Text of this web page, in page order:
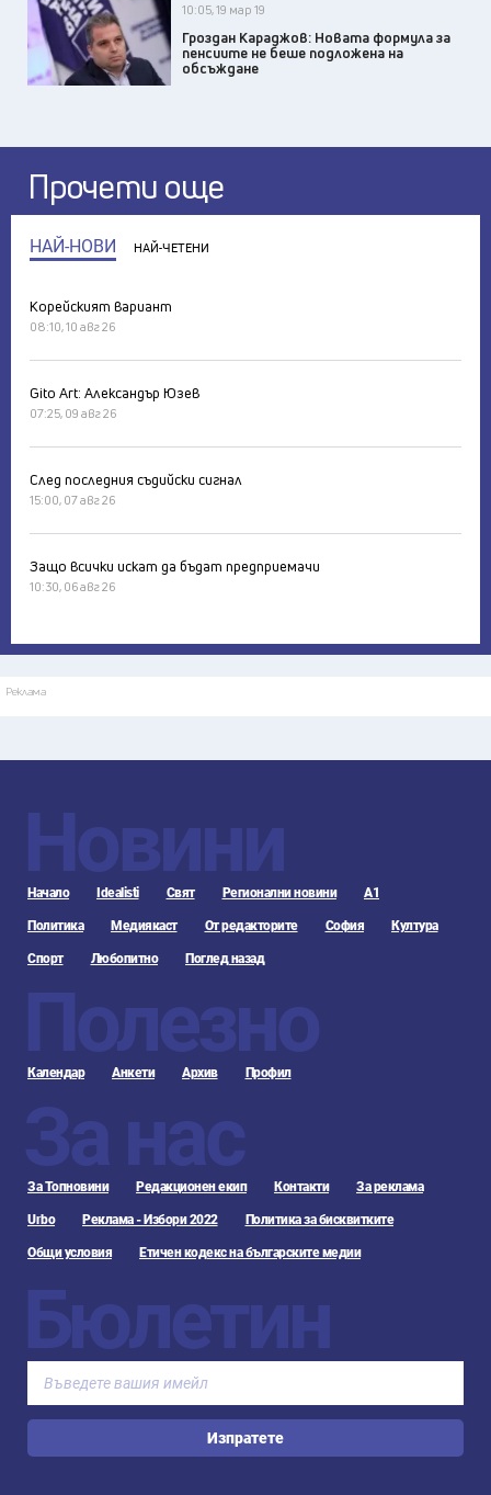
10:05, 19 мар 19
Гроздан Караджов: Новата формула за
пенсиите не беше подложена на
обсъждане
Прочети още
НАЙ-НОВИ НАЙ-ЧЕТЕНИ
Корейският вариант
08:10, 10 авг 26
Gito Art: Александър Юзев
07:25, 09 авг 26
След последния съдийски сигнал
15:00, 07 авг 26
Защо всички искат да бъдат предприемачи
10:30, 06 авг 26
Реклама
Новини
Начало Idealisti Свят Регионални новини А1
Политика Медиякаст От редакторите София Култура
Спорт Любопитно Поглед назад
Полезно
Календар Анкети Архив Профил
За нас
За Топновини Редакционен екип Контакти За реклама
Urbo Реклама - Избори 2022 Политика за бисквитките
Общи условия Етичен кодекс на българските медии
Бюлетин
Изпратете